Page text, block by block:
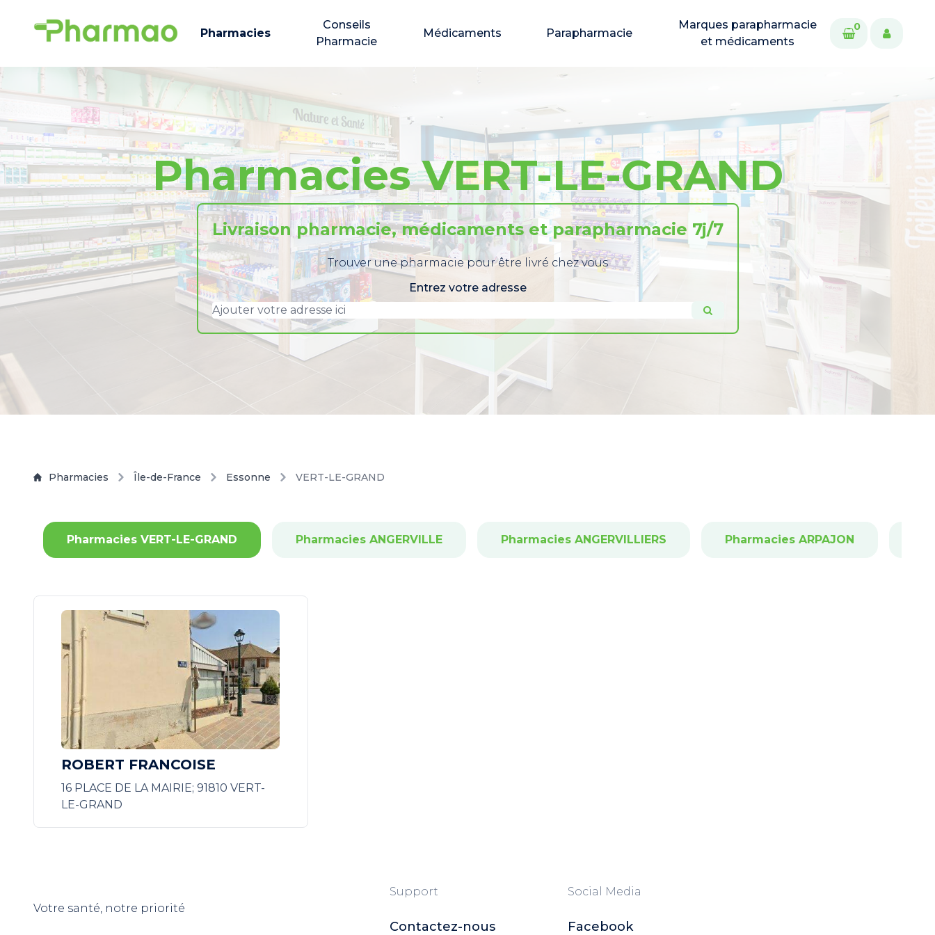
Pharmacies
Conseils
Pharmacie
Médicaments Parapharmacie
Marques parapharmacie
et médicaments
0
Pharmacies VERT-LE-GRAND
Livraison pharmacie, médicaments et parapharmacie 7j/7
Trouver une pharmacie pour être livré chez vous
Entrez votre adresse
Pharmacies Île-de-France Essonne VERT-LE-GRAND
Pharmacies VERT-LE-GRAND Pharmacies ANGERVILLE Pharmacies ANGERVILLIERS Pharmacies ARPAJON
ROBERT FRANCOISE
16 PLACE DE LA MAIRIE; 91810 VERT-
LE-GRAND
Votre santé, notre priorité
Support
Contactez-nous
Social Media
Facebook